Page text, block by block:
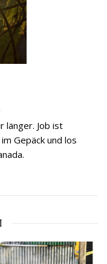
länger. Job ist
Gepäck und los